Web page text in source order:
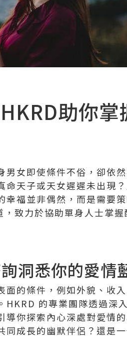
助你
男女即使條件不俗，卻依
天子或天女遲遲未出現
福並非偶然，而是需要
，致力於協助單身人士掌
洞悉你的愛情
的條件，例如外貌、收
HKRD 的專業團隊透過深
你探索內心深處對愛情
成長的幽默伴侶？還是